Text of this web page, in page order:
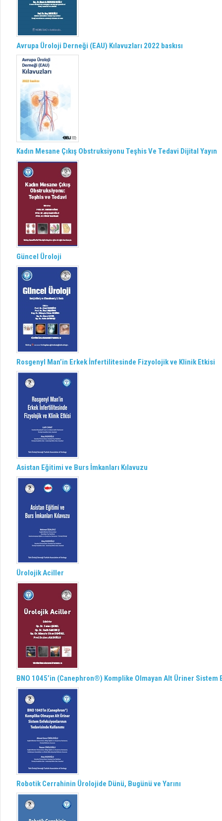
Avrupa Üroloji Derneği (EAU) Kılavuzları 2022 baskısı
Kadın Mesane Çıkış Obstruksiyonu Teşhis Ve Tedavi Dijital Yayın
Güncel Üroloji
Rosgenyl Man’in Erkek İnfertilitesinde Fizyolojik ve Klinik Etkisi
Asistan Eğitimi ve Burs İmkanları Kılavuzu
Ürolojik Aciller
BNO 1045’in (Canephron®) Komplike Olmayan Alt Üriner Sistem
Robotik Cerrahinin Ürolojide Dünü, Bugünü ve Yarını